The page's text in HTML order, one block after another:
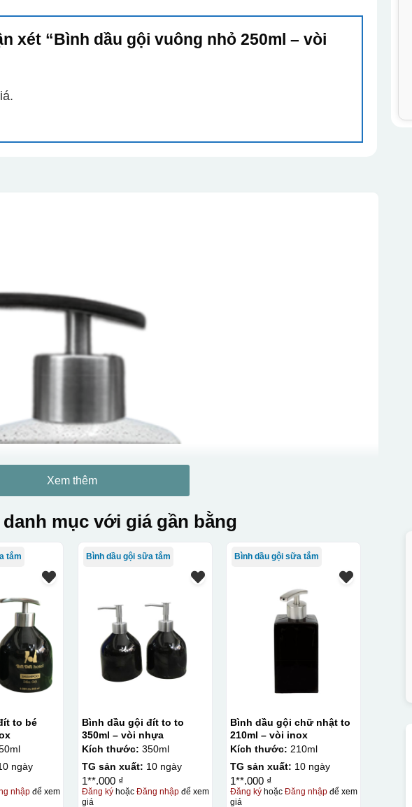
xét “Bình dầu gội vuông nhỏ 250ml – vòi
Xem thêm
mục với giá gần bằng
tắm
to bé
ngày
nhập để xem
Bình dầu gội sữa tắm
Bình dầu gội đít to to
350ml – vòi nhựa
Kích thước: 350ml
TG sản xuất: 10 ngày
1**.000 ₫
Đăng kýhoặc Đăng nhậpđể xem
giá
Bình dầu gội sữa tắm
Bình dầu gội chữ nhật to
210ml – vòi inox
Kích thước: 210ml
TG sản xuất: 10 ngày
1**.000 ₫
Đăng ký hoặcĐăng nhập để xem
giá